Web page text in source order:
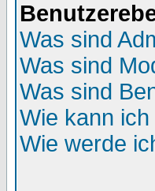
Was sind
Was sind
Was sind
Wie kann
Wie werde